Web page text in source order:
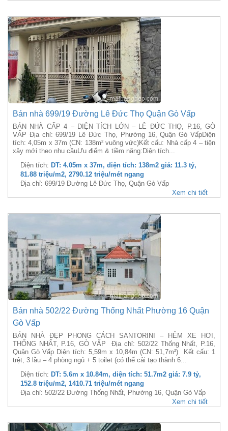
Bán nhà 699/19 Đường Lê Đức Thọ Quận Gò Vấp
BÁN NHÀ CẤP 4 – DIỆN TÍCH LỚN – LÊ ĐỨC THỌ, P.16, GÒ
VẤP Địa chỉ: 699/19 Lê Đức Thọ, Phường 16, Quận Gò VấpDiện
tích: 4,05m x 37m (CN: 138m² vuông vức)Kết cấu: Nhà cấp 4 – tiện
xây mới theo nhu cầuƯu điểm & tiềm năng:Diện tích...
Diện tích: DT: 4.05m x 37m, diện tích: 138m2 giá: 11.3 tỷ,
81.88 triệu/m2, 2790.12 triệu/mét ngang
Địa chỉ: 699/19 Đường Lê Đức Thọ, Quận Gò Vấp
Xem chi tiết
Bán nhà 502/22 Đường Thống Nhất Phường 16 Quận
Gò Vấp
BÁN NHÀ ĐẸP PHONG CÁCH SANTORINI – HẺM XE HƠI,
THỐNG NHẤT, P.16, GÒ VẤP Địa chỉ: 502/22 Thống Nhất, P.16,
Quận Gò Vấp Diện tích: 5,59m x 10,84m (CN: 51,7m²) Kết cấu: 1
trệt, 3 lầu – 4 phòng ngủ + 5 toilet (có thể cải tạo thành 6...
Diện tích: DT: 5.6m x 10.84m, diện tích: 51.7m2 giá: 7.9 tỷ,
152.8 triệu/m2, 1410.71 triệu/mét ngang
Địa chỉ: 502/22 Đường Thống Nhất, Phường 16, Quận Gò Vấp
Xem chi tiết